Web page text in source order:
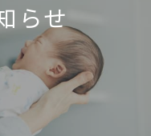
らせ